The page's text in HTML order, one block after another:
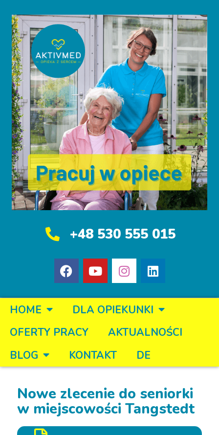
+48 530 555 015
HOME
DLA OPIEKUNKI
OFERTY PRACY
AKTUALNOŚCI
BLOG
KONTAKT DE
Nowe zlecenie do seniorki
w miejscowości Tangstedt